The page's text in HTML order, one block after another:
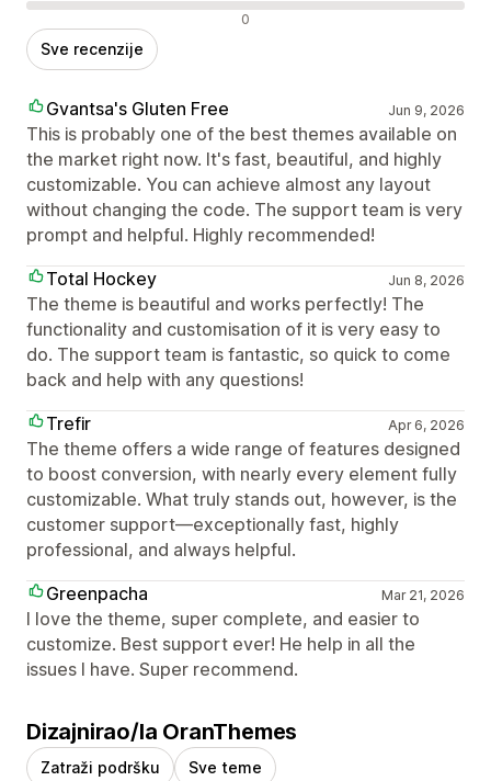
Negativne recenzije 0
Sve recenzije
Gvantsa's Gluten Free Jun 9, 2026
This is probably one of the best themes available on
the market right now. It's fast, beautiful, and highly
customizable. You can achieve almost any layout
without changing the code. The support team is very
prompt and helpful. Highly recommended!
Total Hockey
Jun 8, 2026
The theme is beautiful and works perfectly! The
functionality and customisation of it is very easy to
do. The support team is fantastic, so quick to come
back and help with any questions!
Trefir
Apr 6, 2026
The theme offers a wide range of features designed
to boost conversion, with nearly every element fully
customizable. What truly stands out, however, is the
customer support—exceptionally fast, highly
professional, and always helpful.
Greenpacha
Mar 21, 2026
I love the theme, super complete, and easier to
customize. Best support ever! He help in all the
issues I have. Super recommend.
Dizajnirao/la OranThemes
Zatraži podršku Sve teme